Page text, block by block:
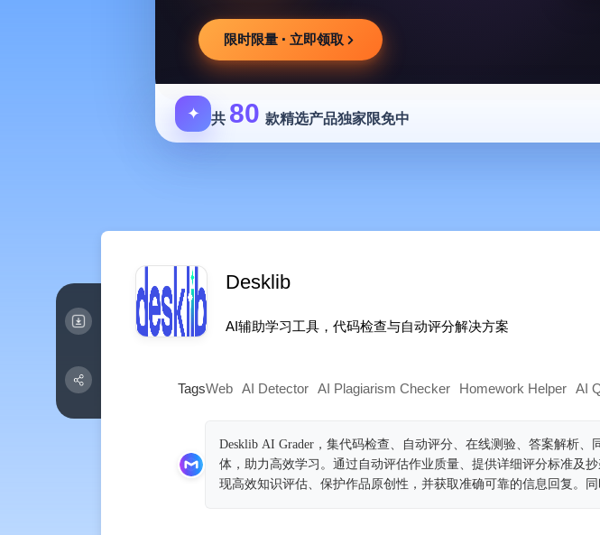
限时限量 · 立即领取
✦ 共 80 款精选产品独家限免中
Desklib
AI辅助学习工具，代码检查与自动评分解决方案
TagsWeb AI Detector AI Plagiarism Checker Homework Helper AI
Desklib AI Grader，集代码检查、自动评分、在线测验、答案解析
体，助力高效学习。通过自动评估作业质量、提供详细评分标准及
现高效知识评估、保护作品原创性，并获取准确可靠的信息回复。